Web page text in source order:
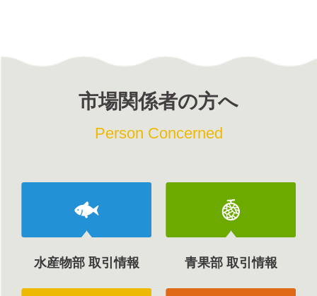
市場関係者の方へ
Person Concerned
水産物部 取引情報 青果部 取引情報